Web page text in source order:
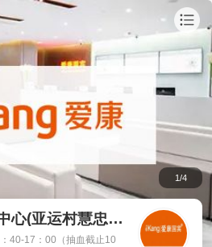
1/4
北京爱康国宾体检中心(亚运村慧忠北里分院)
40-17：00（抽血截止10